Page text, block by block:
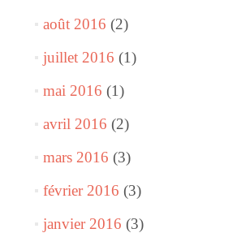
août 2016 (2)
juillet 2016 (1)
mai 2016 (1)
avril 2016 (2)
mars 2016 (3)
février 2016 (3)
janvier 2016 (3)